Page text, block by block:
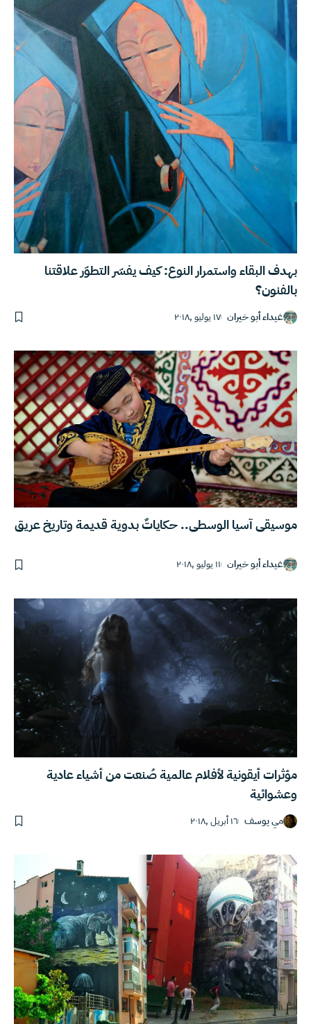
بهدف البقاء واستمرار النوع: كيف يفسّر التطوّر علاقتنا
بالفنون؟
غيداء أبو خيران ١٧ يوليو ,٢٠١٨
موسيقى آسيا الوسطى.. حكاياتٌ بدوية قديمة وتاريخ عريق
غيداء أبو خيران ١١ يوليو ,٢٠١٨
مؤثرات أيقونية لأفلام عالمية صُنعت من أشياء عادية
وعشوائية
مي يوسف ١٦ أبريل ,٢٠١٨